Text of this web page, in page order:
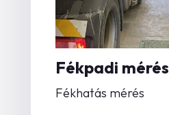
Fékpadi mérés
Fékhatás mérés